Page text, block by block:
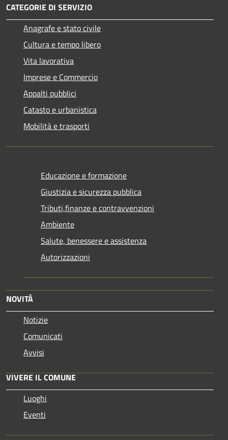
CATEGORIE DI SERVIZIO
Anagrafe e stato civile
Cultura e tempo libero
Vita lavorativa
Imprese e Commercio
Appalti pubblici
Catasto e urbanistica
Mobilità e trasporti
Educazione e formazione
Giustizia e sicurezza pubblica
Tributi,finanze e contravvenzioni
Ambiente
Salute, benessere e assistenza
Autorizzazioni
NOVITÀ
Notizie
Comunicati
Avvisi
VIVERE IL COMUNE
Luoghi
Eventi